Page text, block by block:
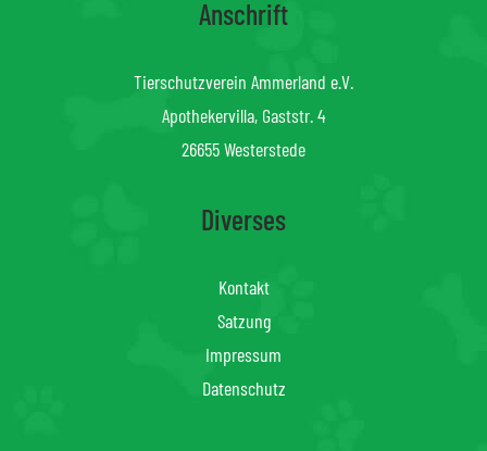
Anschrift
Tierschutzverein Ammerland e.V.
Apothekervilla, Gaststr. 4
26655 Westerstede
Diverses
Kontakt
Satzung
Impressum
Datenschutz